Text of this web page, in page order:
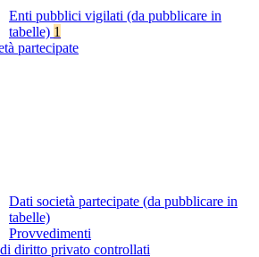
Enti pubblici vigilati (da pubblicare in
tabelle) 1
partecipate
Dati società partecipate (da pubblicare in
tabelle)
Provvedimenti
diritto privato controllati